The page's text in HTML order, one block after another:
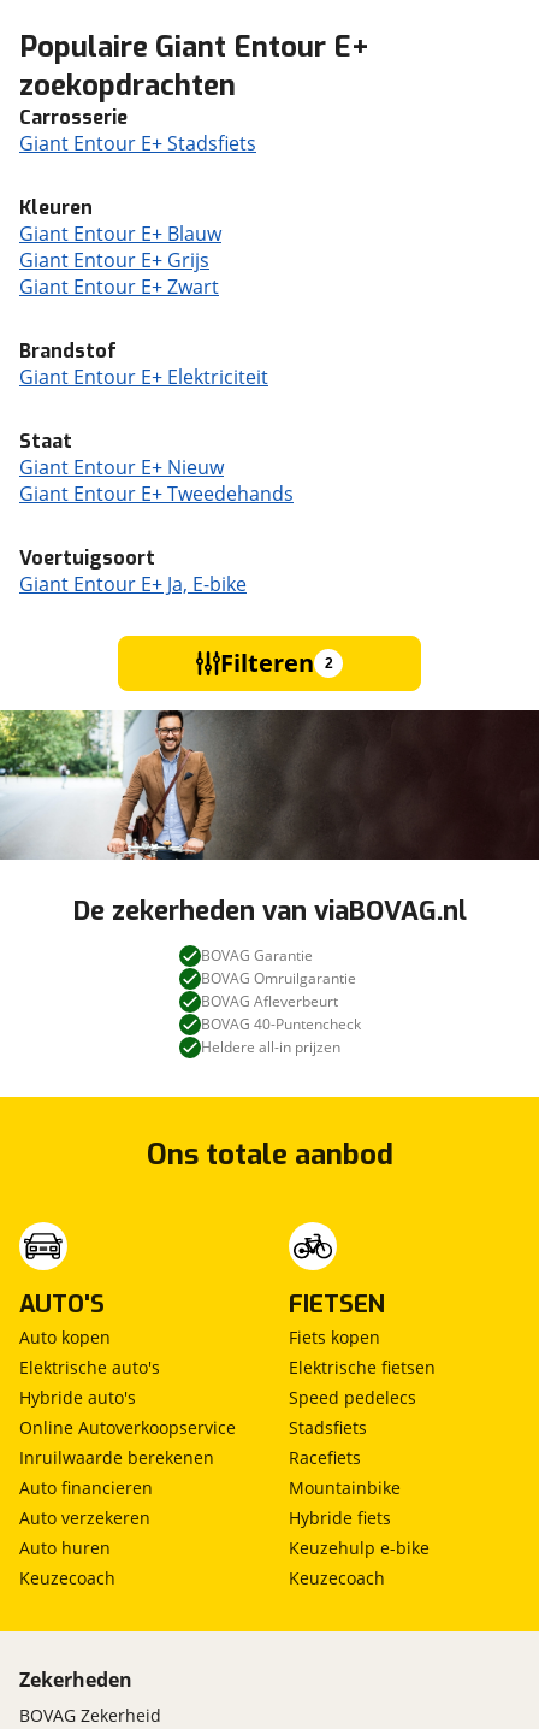
Populaire Giant Entour E+
zoekopdrachten
Carrosserie
Giant Entour E+ Stadsfiets
Kleuren
Giant Entour E+ Blauw
Giant Entour E+ Grijs
Giant Entour E+ Zwart
Brandstof
Giant Entour E+ Elektriciteit
Staat
Giant Entour E+ Nieuw
Giant Entour E+ Tweedehands
Voertuigsoort
Giant Entour E+ Ja, E-bike
Filteren 2
De zekerheden van viaBOVAG.nl
BOVAG Garantie
BOVAG Omruilgarantie
BOVAG Afleverbeurt
BOVAG 40-Puntencheck
Heldere all-in prijzen
Ons totale aanbod
AUTO'S
Auto kopen
Elektrische auto's
Hybride auto's
Online Autoverkoopservice
Inruilwaarde berekenen
Auto financieren
Auto verzekeren
Auto huren
Keuzecoach
FIETSEN
Fiets kopen
Elektrische fietsen
Speed pedelecs
Stadsfiets
Racefiets
Mountainbike
Hybride fiets
Keuzehulp e-bike
Keuzecoach
Zekerheden
BOVAG Zekerheid